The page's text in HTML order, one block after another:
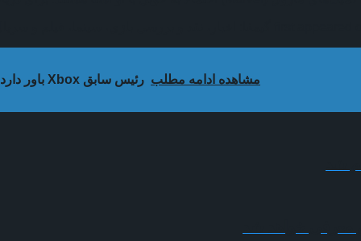
مشاهده ادامه مطلب رئیس سابق Xbox باور دارد پرسش‌هایی جدی حول آینده کنسول‌ها در حال مطرح شدن هستند